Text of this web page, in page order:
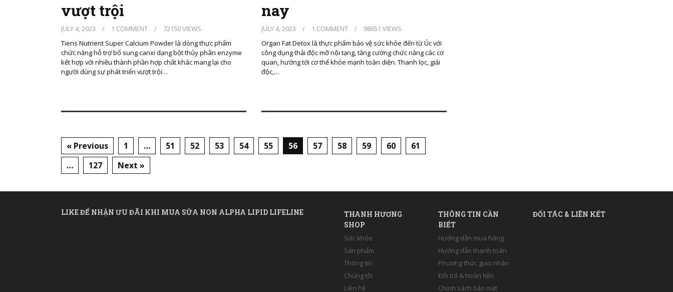
vượt trội
JULY 4, 2023 / 1 COMMENT /
72150 VIEWS
Tiens Nutrient Super Calcium Powder là dòng thực phẩm
chức năng hỗ trợ bổ sung canxi dạng bột thủy phân enzyme
kết hợp với nhiều thành phần hợp chất khác mang lại cho
người dùng sự phát triển vượt trội…
nay
JULY 4, 2023 / 1 COMMENT /
98651 VIEWS
Organ Fat Detox là thực phẩm bảo vệ sức khỏe đến từ Úc với
công dụng thải độc mỡ nội tạng, tăng cường chức năng các cơ
quan, hướng tới cơ thể khỏe mạnh toàn diện. Thanh lọc, giải
độc,…
« Previous 1 … 51 52 53 54 55 56 57 58 59 60
61
…
127 Next »
LIKE ĐỂ NHẬN ƯU ĐÃI KHI MUA SỮA NON ALPHA LIPID LIFELINE
THANH HƯƠNG
SHOP
Sức khỏe
Sản phẩm
Thông tin
Chúng tôi
Liên hệ
THÔNG TIN CẦN
BIẾT
Hướng dẫn mua hàng
Hướng dẫn thanh toán
Phương thức giao nhận
Đổi trả & hoàn tiền
Chính sách bảo mật
ĐỐI TÁC & LIÊN KẾT